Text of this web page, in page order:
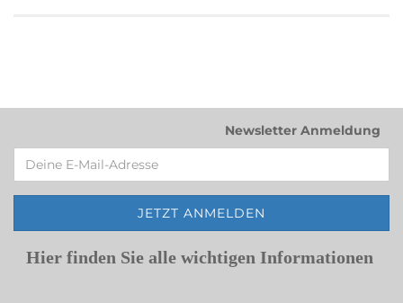
Newsletter Anmeldung
Hier finden Sie alle wichtigen Informationen